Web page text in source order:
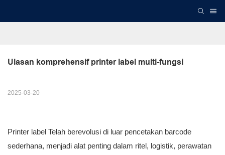
Ulasan komprehensif printer label multi-fungsi
2025-03-20
Printer label Telah berevolusi di luar pencetakan barcode
sederhana, menjadi alat penting dalam ritel, logistik, perawatan